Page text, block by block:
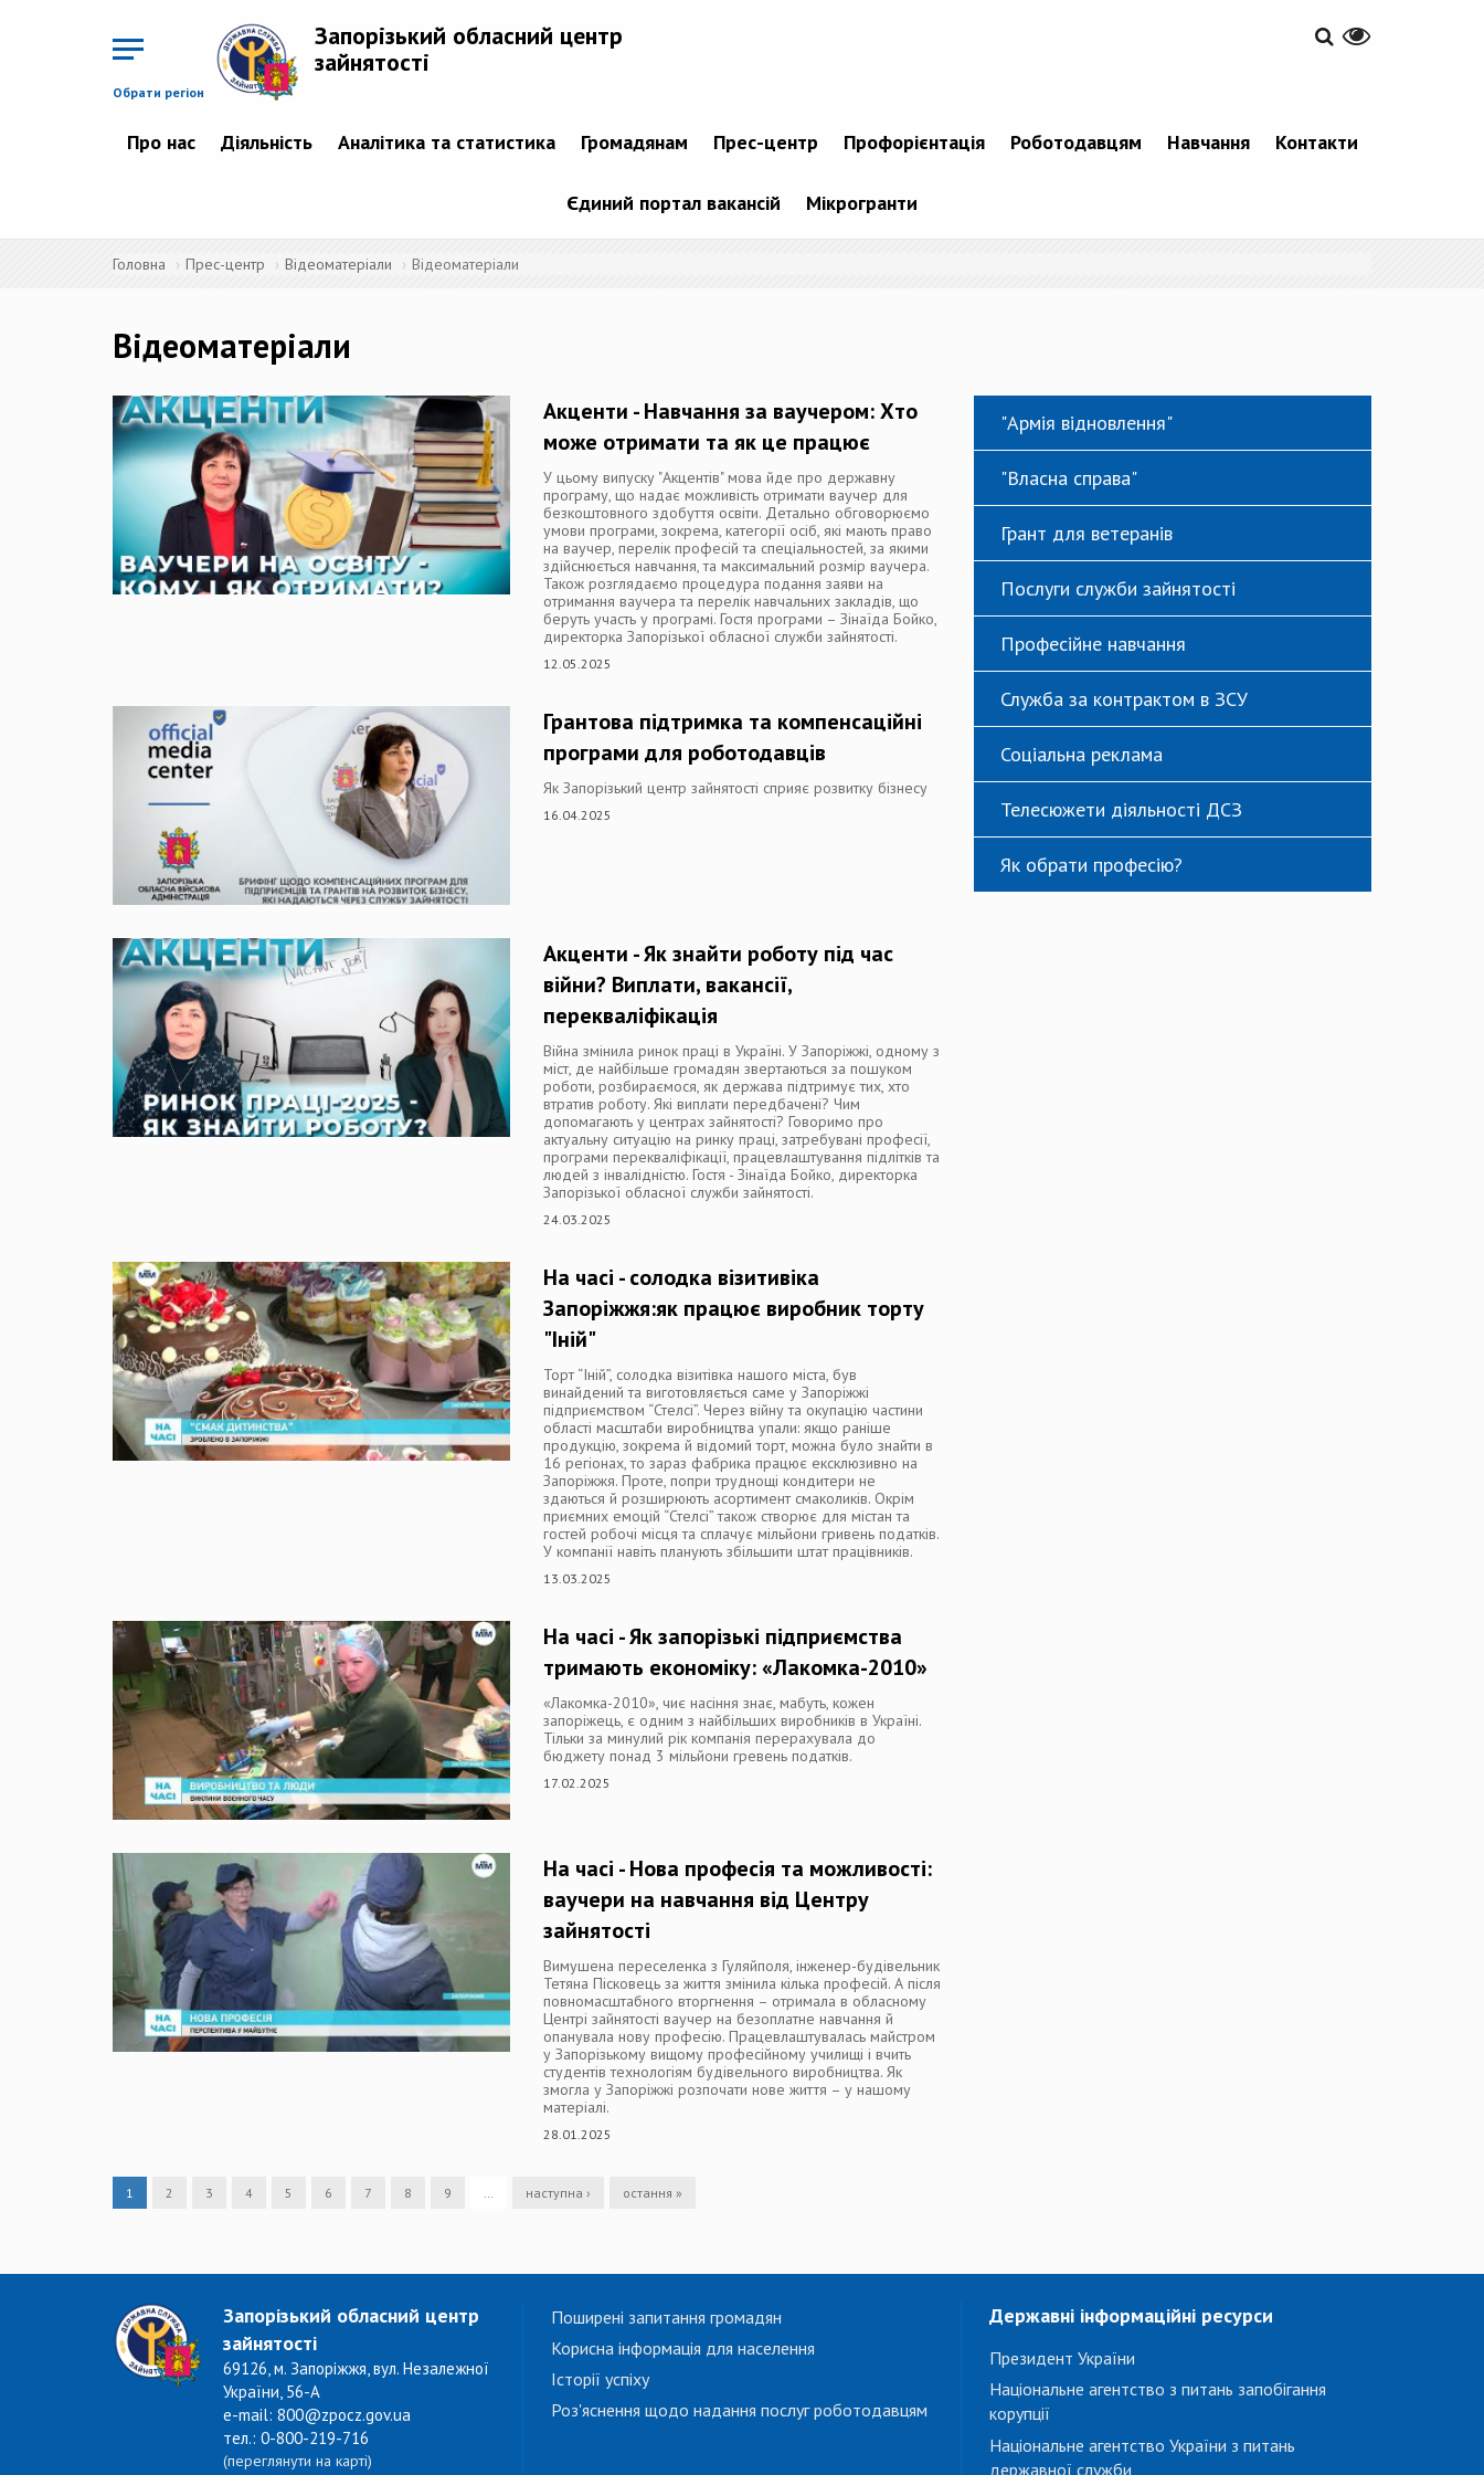
Обрати регіон
Запорізький обласний центр
зайнятості
Про нас Діяльність Аналітика та статистика Громадянам Прес-центр Профорієнтація Роботодавцям Навчання Контакти
Єдиний портал вакансій Мікрогранти
Головна Прес-центр Відеоматеріали Відеоматеріали
Відеоматеріали
Акценти - Навчання за ваучером: Хто
може отримати та як це працює
У цьому випуску "Акцентів" мова йде про державну
програму, що надає можливість отримати ваучер для
безкоштовного здобуття освіти. Детально обговорюємо
умови програми, зокрема, категорії осіб, які мають право
на ваучер, перелік професій та спеціальностей, за якими
здійснюється навчання, та максимальний розмір ваучера.
Також розглядаємо процедура подання заяви на
отримання ваучера та перелік навчальних закладів, що
беруть участь у програмі. Гостя програми – Зінаїда Бойко,
директорка Запорізької обласної служби зайнятості.
12.05.2025
Грантова підтримка та компенсаційні
програми для роботодавців
Як Запорізький центр зайнятості сприяє розвитку бізнесу
16.04.2025
Акценти - Як знайти роботу під час
війни? Виплати, вакансії,
перекваліфікація
Війна змінила ринок праці в Україні. У Запоріжжі, одному з
міст, де найбільше громадян звертаються за пошуком
роботи, розбираємося, як держава підтримує тих, хто
втратив роботу. Які виплати передбачені? Чим
допомагають у центрах зайнятості? Говоримо про
актуальну ситуацію на ринку праці, затребувані професії,
програми перекваліфікації, працевлаштування підлітків та
людей з інвалідністю. Гостя - Зінаїда Бойко, директорка
Запорізької обласної служби зайнятості.
24.03.2025
На часі - солодка візитивіка
Запоріжжя:як працює виробник торту
"Іній"
Торт “Іній”, солодка візитівка нашого міста, був
винайдений та виготовляється саме у Запоріжжі
підприємством “Стелсі”. Через війну та окупацію частини
області масштаби виробництва упали: якщо раніше
продукцію, зокрема й відомий торт, можна було знайти в
16 регіонах, то зараз фабрика працює ексклюзивно на
Запоріжжя. Проте, попри труднощі кондитери не
здаються й розширюють асортимент смаколиків. Окрім
приємних емоцій “Стелсі” також створює для містан та
гостей робочі місця та сплачує мільйони гривень податків.
У компанії навіть планують збільшити штат працівників.
13.03.2025
На часі - Як запорізькі підприємства
тримають економіку: «Лакомка-2010»
«Лакомка-2010», чиє насіння знає, мабуть, кожен
запоріжець, є одним з найбільших виробників в Україні.
Тільки за минулий рік компанія перерахувала до
бюджету понад 3 мільйони гревень податків.
17.02.2025
На часі - Нова професія та можливості:
ваучери на навчання від Центру
зайнятості
Вимушена переселенка з Гуляйполя, інженер-будівельник
Тетяна Пісковець за життя змінила кілька професій. А після
повномасштабного вторгнення – отримала в обласному
Центрі зайнятості ваучер на безоплатне навчання й
опанувала нову професію. Працевлаштувалась майстром
у Запорізькому вищому професійному училищі і вчить
студентів технологіям будівельного виробництва. Як
змогла у Запоріжжі розпочати нове життя – у нашому
матеріалі.
28.01.2025
1 2 3 4 5 6 7 8 9 … наступна › остання »
"Армія відновлення"
"Власна справа"
Грант для ветеранів
Послуги служби зайнятості
Професійне навчання
Служба за контрактом в ЗСУ
Соціальна реклама
Телесюжети діяльності ДСЗ
Як обрати професію?
Запорізький обласний центр
зайнятості
69126, м. Запоріжжя, вул. Незалежної
України, 56-А
e-mail: 800@zpocz.gov.ua
тел.: 0-800-219-716
(переглянути на карті)
Поширені запитання громадян
Корисна інформація для населення
Історії успіху
Роз'яснення щодо надання послуг роботодавцям
Державні інформаційні ресурси
Президент України
Національне агентство з питань запобігання
корупції
Національне агентство України з питань
державної служби